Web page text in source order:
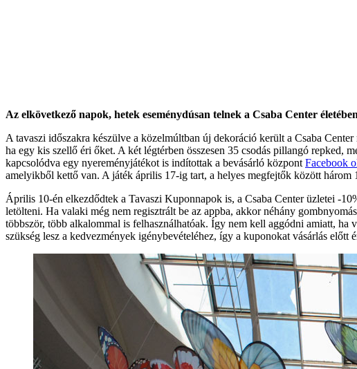
Az elkövetkező napok, hetek eseménydúsan telnek a Csaba Center
A tavaszi időszakra készülve a közelmúltban új dekoráció került a Csaba
ha egy kis szellő éri őket. A két légtérben összesen 35 csodás pillangó
kapcsolódva egy nyereményjátékot is indítottak a bevásárló központ Facebook
amelyikből kettő van. A játék április 17-ig tart, a helyes megfejtők között
Április 10-én elkezdődtek a Tavaszi Kuponnapok is, a Csaba Center üzletei -
letölteni. Ha valaki még nem regisztrált be az appba, akkor néhány
többször, több alkalommal is felhasználhatóak. Így nem kell aggódni amiatt,
szükség lesz a kedvezmények igénybevételéhez, így a kuponokat vásárlás előtt